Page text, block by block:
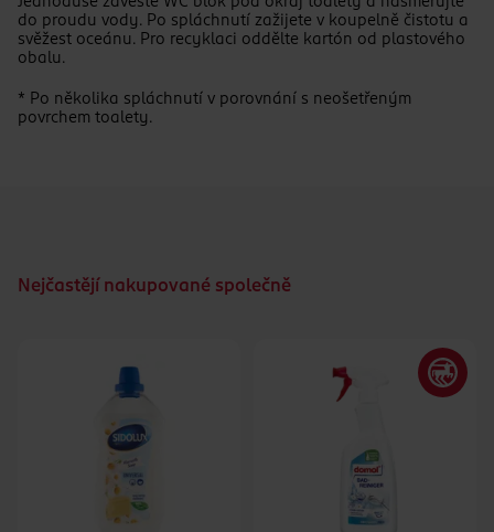
do proudu vody. Po spláchnutí zažijete v koupelně čistotu a
svěžest oceánu. Pro recyklaci oddělte kartón od plastového
obalu.
* Po několika spláchnutí v porovnání s neošetřeným
povrchem toalety.
Nejčastějí nakupované společně